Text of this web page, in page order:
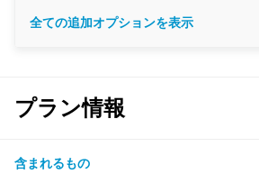
全ての追加オプションを表示
プラン情報
含まれるもの